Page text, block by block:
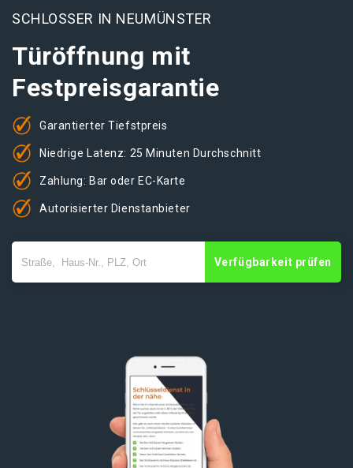
SCHLOSSER IN NEUMÜNSTER
Türöffnung mit
Festpreisgarantie
Garantierter Tiefstpreis
Niedrige Latenz: 25 Minuten Durchschnitt
Zahlung: Bar oder EC-Karte
Autorisierter Dienstanbieter
Verfügbarkeit prüfen